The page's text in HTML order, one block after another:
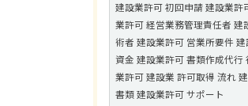
建設業許可 初回申請 建設業許
業許可 経営業務管理責任者 建
術者 建設業許可 営業所要件
資金 建設業許可 書類作成代行
業許可 建設業 許可取得 流れ
書類 建設業許可 サポート